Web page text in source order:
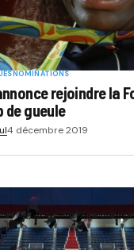
NOMINATIONS
rejoindre la
de gueule
4 décembre 2019